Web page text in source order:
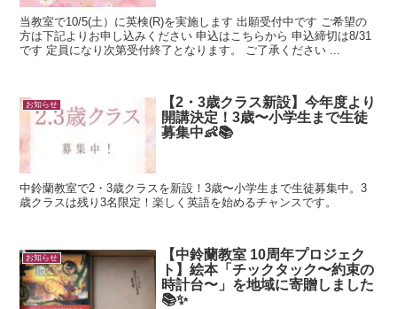
当教室で10/5(土）に英検(R)を実施します 出願受付中です ご希望の
方は下記よりお申し込みください 申込はこちらから 申込締切は8/31
です 定員になり次第受付終了となります。 ご了承ください ...
お知らせ
【2・3歳クラス新設】今年度より
開講決定！3歳〜小学生まで生徒
募集中👶📚
中鈴蘭教室で2・3歳クラスを新設！3歳〜小学生まで生徒募集中。3
歳クラスは残り3名限定！楽しく英語を始めるチャンスです。
お知らせ
【中鈴蘭教室 10周年プロジェク
ト】絵本「チックタック〜約束の
時計台〜」を地域に寄贈しました
📚✨